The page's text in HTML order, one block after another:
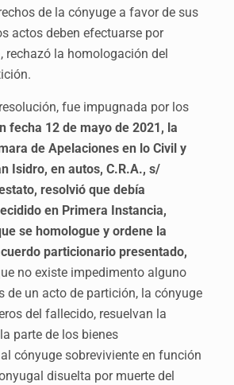
de la cónyuge a favor de sus
actos deben efectuarse por
rechazó la homologación del
fue impugnada por los
fecha 12 de mayo de 2021, la
de Apelaciones en lo Civil y
Isidro, en autos, C.R.A., s/
resolvió que debía
en Primera Instancia,
se homologue y ordene la
particionario presentado,
no existe impedimento alguno
de un acto de partición, la cónyuge
del fallecido, resuelvan la
parte de los bienes
cónyuge sobreviviente en función
disuelta por muerte del